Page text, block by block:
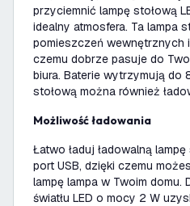
przyciemnić lampę stołową
idealny atmosfera. Ta lampa
pomieszczeń wewnętrznych
czemu dobrze pasuje do
biura. Baterie wytrzymują do
stołową można również
Możliwość ładowania
Łatwo ładuj ładowalną
port USB, dzięki czemu
lampę lampa w Twoim domu.
światłu LED o mocy 2 W